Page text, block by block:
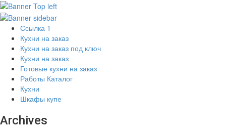
Ссылка 1
Кухни на заказ
Кухни на заказ под ключ
Кухни на заказ
Готовые кухни на заказ
Работы Каталог
Кухни
Шкафы купе
Archives